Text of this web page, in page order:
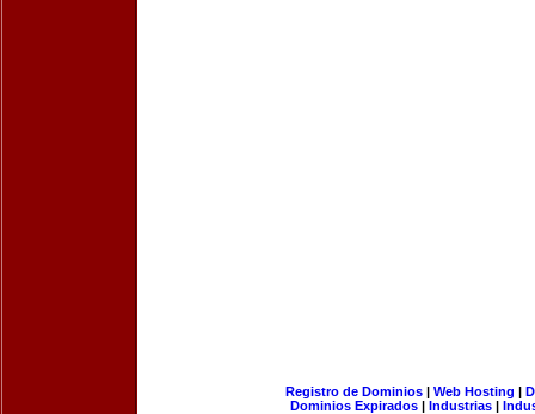
Registro de Dominios| Web Hosting |
Dominios Expirados | Industrias |